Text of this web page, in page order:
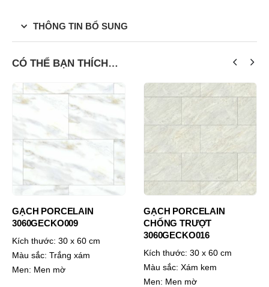
THÔNG TIN BỔ SUNG
CÓ THỂ BẠN THÍCH…
GẠCH PORCELAIN
3060GECKO009
Kích thước: 30 x 60 cm
Màu sắc: Trắng xám
Men: Men mờ
GẠCH PORCELAIN
CHỐNG TRƯỢT
3060GECKO016
Kích thước: 30 x 60 cm
Màu sắc: Xám kem
Men: Men mờ